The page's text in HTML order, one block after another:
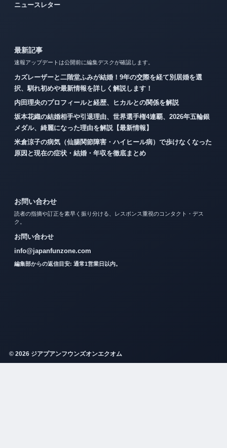
ニュースレター
最新記事
速報アップデートは公開前に編集デスクが確認します。
カズレーザーと二階堂ふみが結婚！9年の交際を経て別居婚を選
択、馴れ初めや最新情報を詳しく解説します！
内田理央のプロフィールと経歴、ヒカルとの関係を解説
坂本花織の結婚相手や引退理由、世界選手権4連覇、2026年五輪銀
メダル、綺麗になった理由を解説【最新情報】
米倉涼子の病気（仙腸関節障害・ハイヒール病）で歩けなくなった
原因と現在の症状・結婚・年収を徹底まとめ
お問い合わせ
読者の指摘や訂正を素早く振り分ける、レスポンス重視のコンタクト・デス
ク。
お問い合わせ
info@japanfunzone.com
編集部からの返信目安: 通常1営業日以内。
© 2026 ジアプアンフウンズオンエクオム